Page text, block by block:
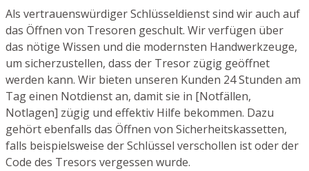
Als vertrauenswürdiger Schlüsseldienst sind wir auch auf
das Öffnen von Tresoren geschult. Wir verfügen über
das nötige Wissen und die modernsten Handwerkzeuge,
um sicherzustellen, dass der Tresor zügig geöffnet
werden kann. Wir bieten unseren Kunden 24 Stunden am
Tag einen Notdienst an, damit sie in [Notfällen,
Notlagen] zügig und effektiv Hilfe bekommen. Dazu
gehört ebenfalls das Öffnen von Sicherheitskassetten,
falls beispielsweise der Schlüssel verschollen ist oder der
Code des Tresors vergessen wurde.